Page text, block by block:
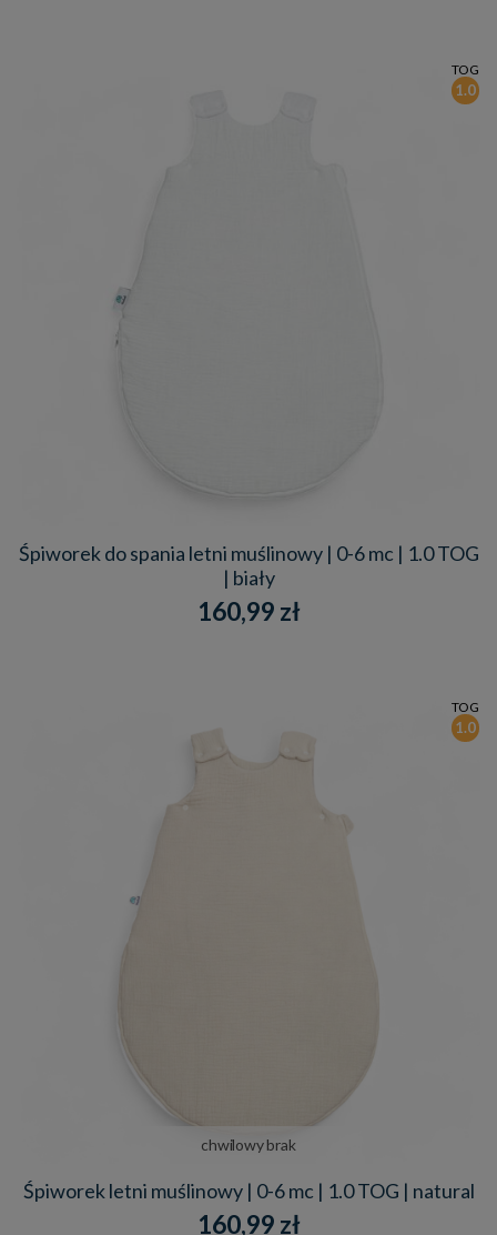
TOG
1.0
Śpiworek do spania letni muślinowy | 0-6 mc | 1.0 TOG
| biały
160,99 zł
TOG
1.0
chwilowy brak
Śpiworek letni muślinowy | 0-6 mc | 1.0 TOG | natural
160,99 zł